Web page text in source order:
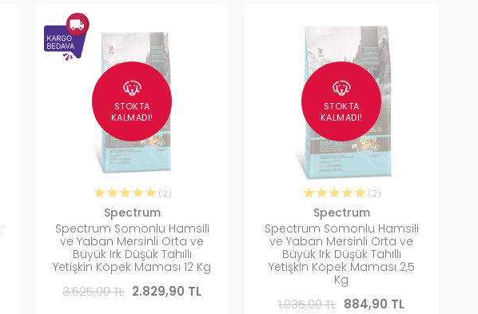
STOKTA
KALMADI!
(2)
Spectrum
Spectrum Somonlu Hamsili
ve Yaban Mersinli Orta ve
Büyük Irk Düşük Tahıllı
Yetişkin Köpek Maması 12 Kg
3.625,00 TL 2.829,90 TL
STOKTA
KALMADI!
(2)
Spectrum
Spectrum Somonlu Hamsili
ve Yaban Mersinli Orta ve
Büyük Irk Düşük Tahıllı
Yetişkin Köpek Maması 2,5
Kg
1.035,00 TL 884,90 TL